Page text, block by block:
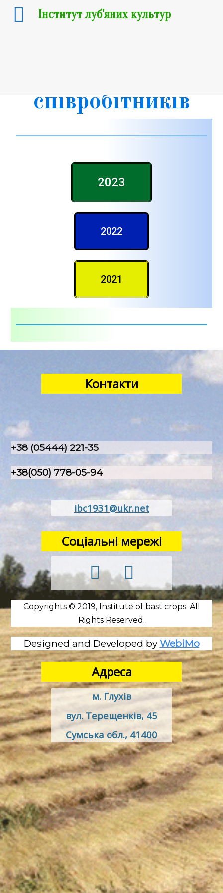
співробітників
2023
2022
2021
Контакти
+38 (05444) 221-35
+38(050) 778-05-94
ibc1931@ukr.net
Соціальні мережі
Copyrights © 2019, Institute of bast crops. All
Rights Reserved.
Designed and Developed by WebiMo
Адреса
м. Глухів
вул. Терещенків, 45
Сумська обл., 41400
Інститут луб'яних культур